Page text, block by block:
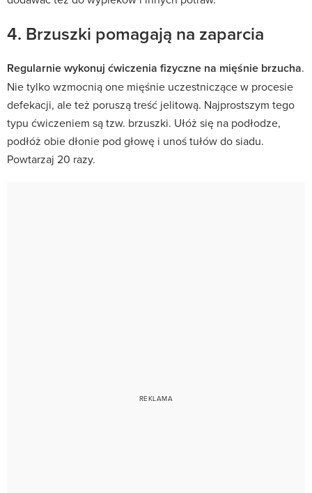
4. Brzuszki pomagają na zaparcia
Regularnie wykonuj ćwiczenia fizyczne na mięśnie brzucha.
Nie tylko wzmocnią one mięśnie uczestniczące w procesie
defekacji, ale też poruszą treść jelitową. Najprostszym tego
typu ćwiczeniem są tzw. brzuszki. Ułóż się na podłodze,
podłóż obie dłonie pod głowę i unoś tułów do siadu.
Powtarzaj 20 razy.